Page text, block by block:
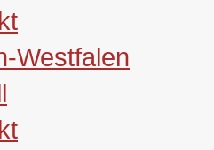
Westfalen